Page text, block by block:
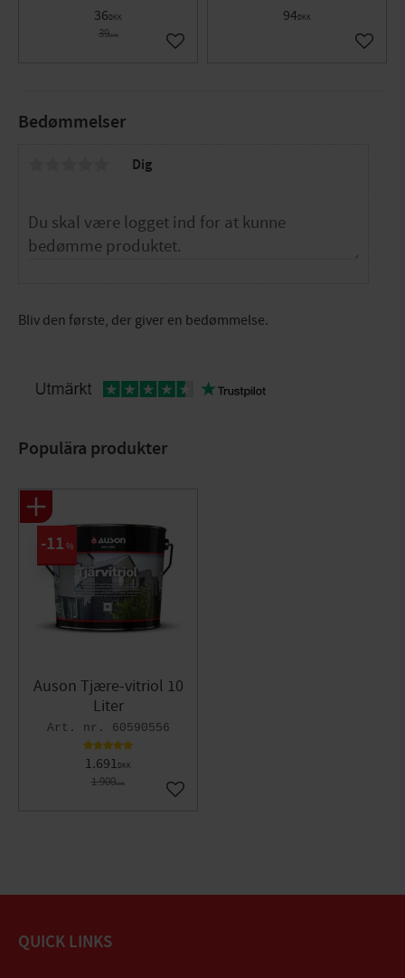
Bedømmelser
Dig
Bliv den første, der giver en bedømmelse.
36DKK
39DKK
Gem som favorit
94DKK
Gem
Populära produkter
Auson Tjære-vitriol 10
Liter
60590556
1.691DKK
1.900DKK
11 %
Gem som favorit
QUICK LINKS